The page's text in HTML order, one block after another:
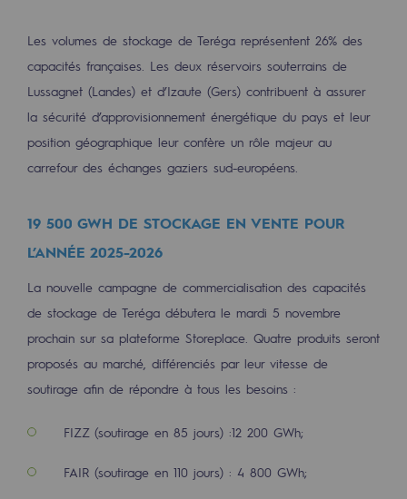
Institutional publications
Where to find us
Tomorrow's energies
Tomorrow's energies
Renewable gases and sustainable gases
Pyro-gasification and hydrothermal
Methanation
CO2 capture
Sustainable uses
CH4, H2 and CO2 consultation
Les volumes de stockage de Teréga représentent 26% des
capacités françaises. Les deux réservoirs souterrains de
Lussagnet (Landes) et d’Izaute (Gers) contribuent à assurer
la sécurité d’approvisionnement énergétique du pays et leur
position géographique leur confère un rôle majeur au
carrefour des échanges gaziers sud-européens.
19 500 GWH DE STOCKAGE EN VENTE POUR
L’ANNÉE 2025-2026
La nouvelle campagne de commercialisation des capacités
de stockage de Teréga débutera le mardi 5 novembre
prochain sur sa plateforme Storeplace. Quatre produits seront
proposés au marché, différenciés par leur vitesse de
soutirage afin de répondre à tous les besoins :
FIZZ (soutirage en 85 jours) :12 200 GWh;
FAIR (soutirage en 110 jours) : 4 800 GWh;